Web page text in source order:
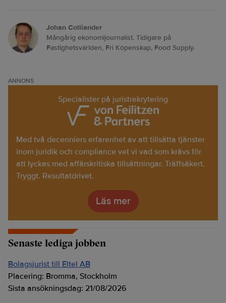
Johan Colliander
Mångårig ekonomijournalist. Tidigare på
Fastighetsvärlden, Fri Köpenskap, Food Supply.
ANNONS
Specialister på juristrekrytering
Med två decenniers erfarenhet av att tillsätta tjänster
inom juridik och compliance vet vi vad som krävs för
att lyckas med affärskritiska tillsättningar. Träffsäkert.
Tryggt. Resultatdrivet.
Läs mer
Senaste lediga jobben
Bolagsjurist till Eltel AB
Placering: Bromma, Stockholm
Sista ansökningsdag: 21/08/2026